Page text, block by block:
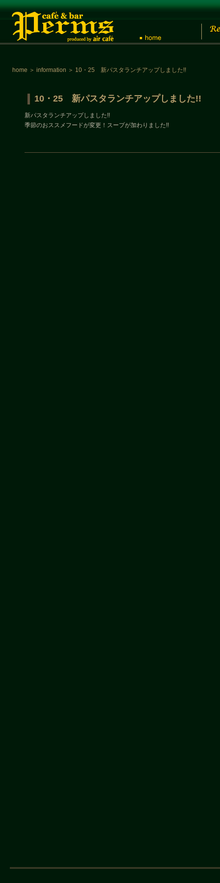
home ＞ information ＞ 10・25 新パスタランチアップしました!!
10・25 新パスタランチアップしました!!
新パスタランチアップしました!!
季節のおススメフードが変更！スープが加わりました!!